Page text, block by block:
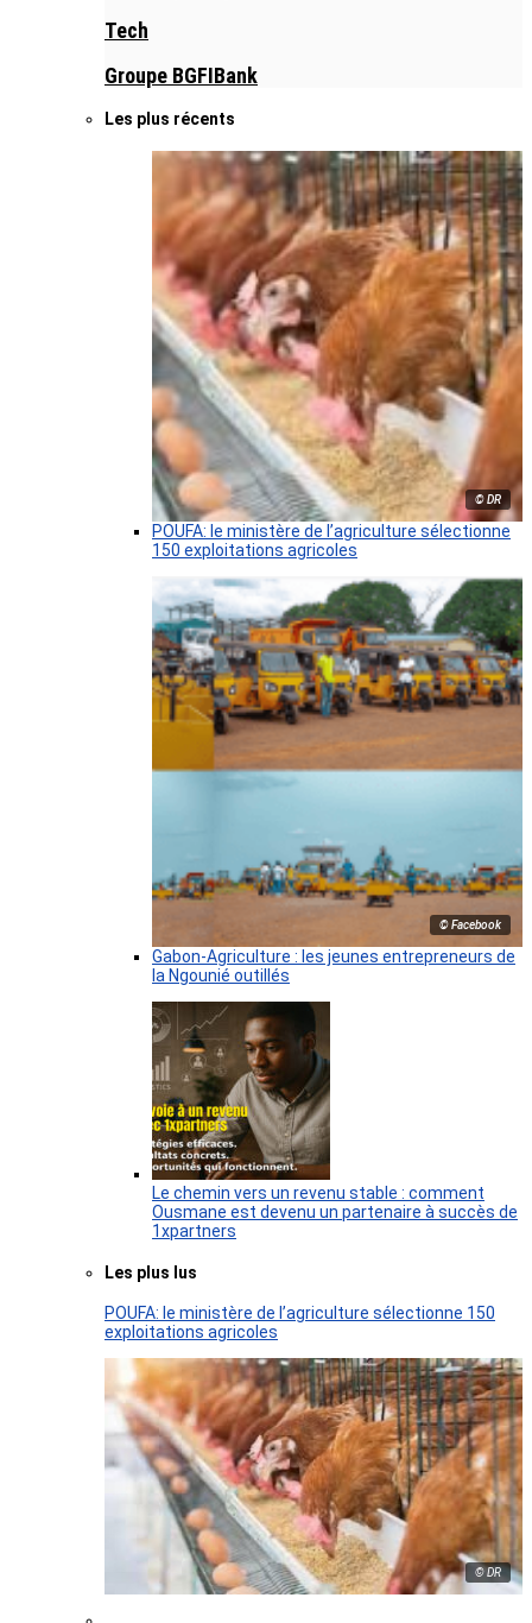
Tech
Groupe BGFIBank
Les plus récents
© DR
POUFA: le ministère de l’agriculture sélectionne
150 exploitations agricoles
© Facebook
Gabon-Agriculture : les jeunes entrepreneurs de
la Ngounié outillés
Le chemin vers un revenu stable : comment
Ousmane est devenu un partenaire à succès de
1xpartners
Les plus lus
POUFA: le ministère de l’agriculture sélectionne 150
exploitations agricoles
© DR